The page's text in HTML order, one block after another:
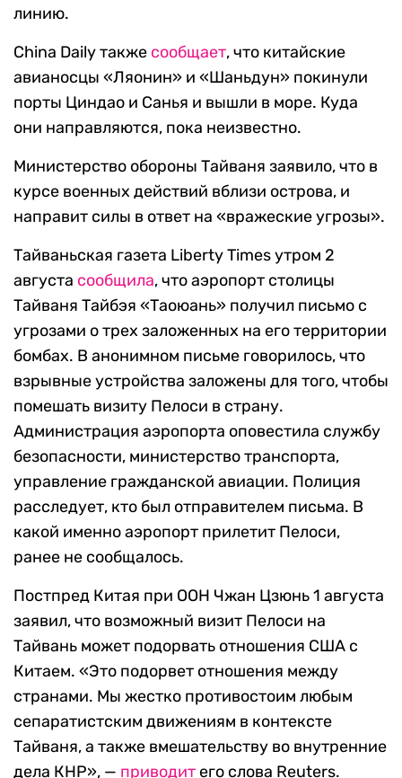
линию.
China Daily также сообщает, что китайские
авианосцы «Ляонин» и «Шаньдун» покинули
порты Циндао и Санья и вышли в море. Куда
они направляются, пока неизвестно.
Министерство обороны Тайваня заявило, что в
курсе военных действий вблизи острова, и
направит силы в ответ на «вражеские угрозы».
Тайваньская газета Liberty Times утром 2
августа сообщила, что аэропорт столицы
Тайваня Тайбэя «Таоюань» получил письмо с
угрозами о трех заложенных на его территории
бомбах. В анонимном письме говорилось, что
взрывные устройства заложены для того, чтобы
помешать визиту Пелоси в страну.
Администрация аэропорта оповестила службу
безопасности, министерство транспорта,
управление гражданской авиации. Полиция
расследует, кто был отправителем письма. В
какой именно аэропорт прилетит Пелоси,
ранее не сообщалось.
Постпред Китая при ООН Чжан Цзюнь 1 августа
заявил, что возможный визит Пелоси на
Тайвань может подорвать отношения США с
Китаем. «Это подорвет отношения между
странами. Мы жестко противостоим любым
сепаратистским движениям в контексте
Тайваня, а также вмешательству во внутренние
дела КНР», — приводитего слова Reuters.